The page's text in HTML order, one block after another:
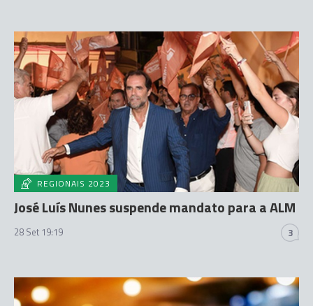
REGIONAIS 2023
José Luís Nunes suspende mandato para a ALM
28 Set 19:19 3